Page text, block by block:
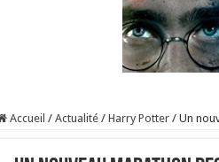
Accueil / Actualité / Harry Potter / Un